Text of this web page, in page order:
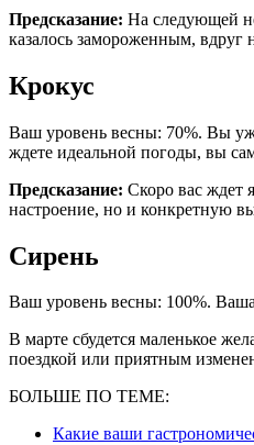
Предсказание: На следующей
казалось замороженным, вдруг
Крокус
Ваш уровень весны: 70%. Вы
ждете идеальной погоды, вы
Предсказание: Скоро вас ждет
настроение, но и конкретную
Сирень
Ваш уровень весны: 100%.
В марте сбудется маленькое
поездкой или приятным
БОЛЬШЕ ПО ТЕМЕ:
Какие ваши